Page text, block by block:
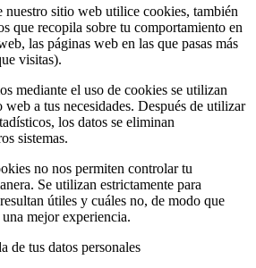
nuestro sitio web utilice cookies, también
que recopila sobre tu comportamiento en
las páginas web en las que pasas más
visitas).
mediante el uso de cookies se utilizan
web a tus necesidades. Después de utilizar
los datos se eliminan
sistemas.
no nos permiten controlar tu
Se utilizan estrictamente para
útiles y cuáles no, de modo que
mejor experiencia.
de tus datos personales